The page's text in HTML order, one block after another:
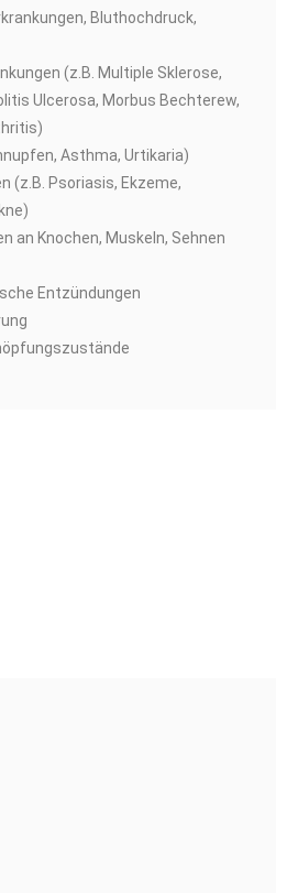
Bluthochdruck,
(z.B. Multiple Sklerose,
Ulcerosa, Morbus Bechterew,
Asthma, Urtikaria)
(z.B. Psoriasis, Ekzeme,
an Knochen, Muskeln, Sehnen
Entzündungen